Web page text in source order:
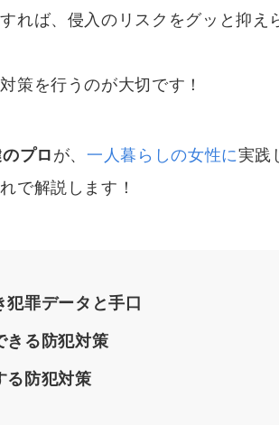
れば、侵入のリスクをグッと抑え
策を行うのが大切です！
プロ が、一人暮らしの女性に実践
で解説します！
罪データと手口
きる防犯対策
る防犯対策